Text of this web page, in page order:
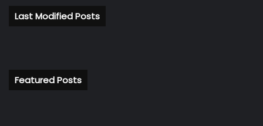
Last Modified Posts
Featured Posts